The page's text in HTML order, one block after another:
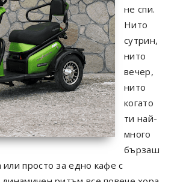
не спи.
Нито
сутрин,
нито
вечер,
нито
когато
ти най-
много
бързаш
просто за едно кафе с